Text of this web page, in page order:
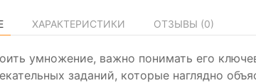
ХАРАКТЕРИСТИКИ ОТЗЫВЫ (0)
умножение, важно понимать его
заданий, которые наглядно